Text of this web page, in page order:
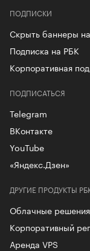
ПОДПИСКИ
Скрыть баннеры
Подписка на РБК
Корпоративная
ДРУГИЕ ПРОДУКТЫ
Облачные решения
Корпоративный
Аренда VPS
ПОДПИСАТЬСЯ
Telegram
ВКонтакте
YouTube
«Яндекс.Дзен»